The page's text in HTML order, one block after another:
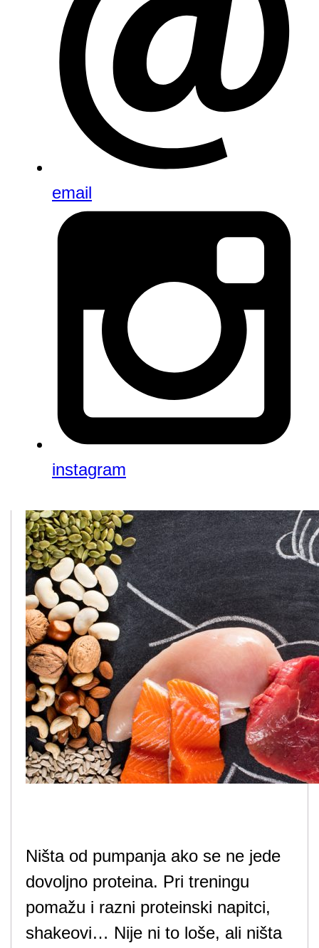
email
instagram
Ništa od pumpanja ako se ne jede
dovoljno proteina. Pri treningu
pomažu i razni proteinski napitci,
shakeovi… Nije ni to loše, ali ništa